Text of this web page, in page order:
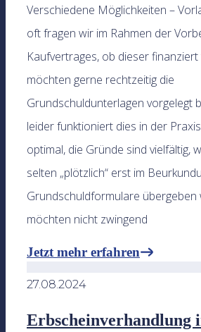
Verschiedene Möglichkeiten –
oft fragen wir im Rahmen der
Kaufvertrages, ob dieser
möchten gerne rechtzeitig die
Grundschuldunterlagen vorgelegt
leider funktioniert dies in der
optimal, die Gründe sind vielfältig,
selten „plötzlich“ erst im
Grundschuldformulare übergeben
möchten nicht zwingend
Jetzt mehr erfahren
27.08.2024
Erbscheinverhandlung